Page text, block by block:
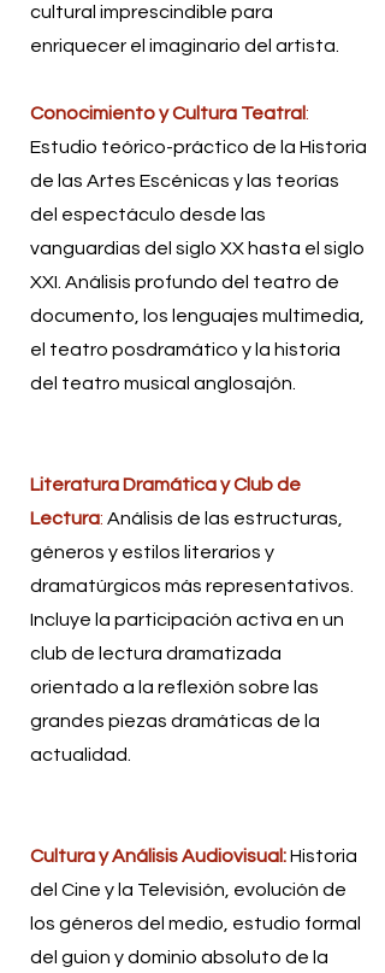
cultural imprescindible para
enriquecer el imaginario del artista.
Conocimiento y Cultura Teatral:
Estudio teórico-práctico de la Historia
de las Artes Escénicas y las teorías
del espectáculo desde las
vanguardias del siglo XX hasta el siglo
XXI. Análisis profundo del teatro de
documento, los lenguajes multimedia,
el teatro posdramático y la historia
del teatro musical anglosajón.
Literatura Dramática y Club de
Lectura: Análisis de las estructuras,
géneros y estilos literarios y
dramatúrgicos más representativos.
Incluye la participación activa en un
club de lectura dramatizada
orientado a la reflexión sobre las
grandes piezas dramáticas de la
actualidad.
Cultura y Análisis Audiovisual:Historia
del Cine y la Televisión, evolución de
los géneros del medio, estudio formal
del guion y dominio absoluto de la